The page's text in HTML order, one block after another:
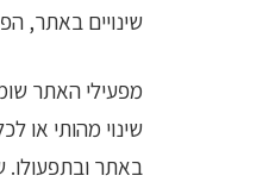
שינויים באתר,
מפעילי האתר
שינוי מהותי או
באתר ובתפעולו.